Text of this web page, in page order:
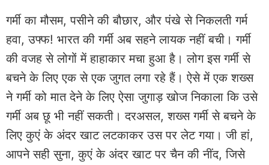
गर्मी का मौसम, पसीने की बौछार, और पंखे से निकलती गर्म
हवा, उफ्फ! भारत की गर्मी अब सहने लायक नहीं बची। गर्मी
की वजह से लोगों में हाहाकार मचा हुआ है। लोग इस गर्मी से
बचने के लिए एक से एक जुगत लगा रहे हैं। ऐसे में एक शख्स
ने गर्मी को मात देने के लिए ऐसा जुगाड़ खोज निकाला कि उसे
गर्मी अब छू भी नहीं सकती। दरअसल, शख्स गर्मी से बचने के
लिए कुएं के अंदर खाट लटकाकर उस पर लेट गया। जी हां,
आपने सही सुना, कुएं के अंदर खाट पर चैन की नींद, जिसे